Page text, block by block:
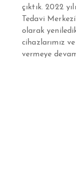
çıktık. 2022
Tedavi
olarak
cihazlarımız
vermeye